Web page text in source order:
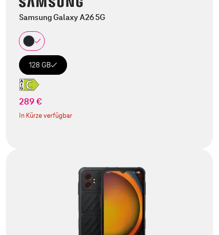
Samsung Galaxy A26 5G
128 GB
289 €
In Kürze verfügbar